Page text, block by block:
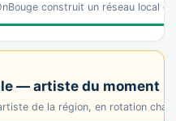
construit un réseau local
— artiste du moment
de la région, en rotation